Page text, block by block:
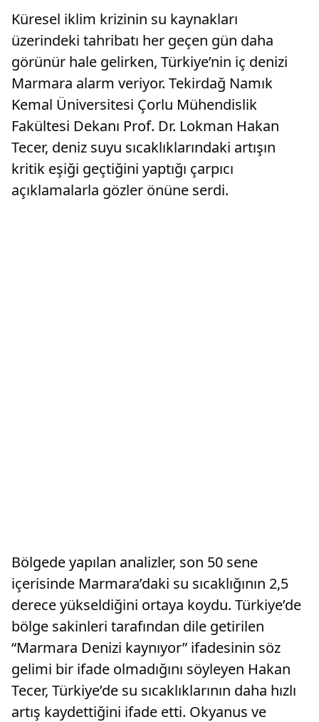
Küresel iklim krizinin su kaynakları
üzerindeki tahribatı her geçen gün daha
görünür hale gelirken, Türkiye’nin iç denizi
Marmara alarm veriyor. Tekirdağ Namık
Kemal Üniversitesi Çorlu Mühendislik
Fakültesi Dekanı Prof. Dr. Lokman Hakan
Tecer, deniz suyu sıcaklıklarındaki artışın
kritik eşiği geçtiğini yaptığı çarpıcı
açıklamalarla gözler önüne serdi.
Bölgede yapılan analizler, son 50 sene
içerisinde Marmara’daki su sıcaklığının 2,5
derece yükseldiğini ortaya koydu. Türkiye’de
bölge sakinleri tarafından dile getirilen
“Marmara Denizi kaynıyor” ifadesinin söz
gelimi bir ifade olmadığını söyleyen Hakan
Tecer, Türkiye’de su sıcaklıklarının daha hızlı
artış kaydettiğini ifade etti. Okyanus ve